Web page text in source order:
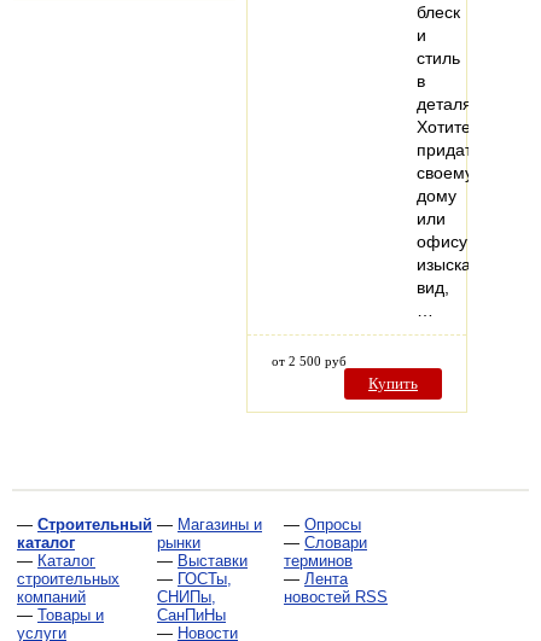
блеск
и
стиль
в
деталях.
Хотите
придать
своему
дому
или
офису
изысканный
вид,
от 2 500 руб
Купить
— Строительный
каталог
— Каталог
строительных
компаний
— Товары и
услуги
— Магазины и
рынки
— Выставки
— ГОСТы,
СНИПы,
СанПиНы
— Новости
— Опросы
— Словари
терминов
— Лента
новостей RSS